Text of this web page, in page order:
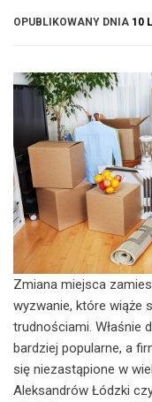
OPUBLIKOWANY DNIA 10
Zmiana miejsca
wyzwanie, które wiąże
trudnościami. Właśnie
bardziej popularne, a
się niezastąpione w
Aleksandrów Łódzki